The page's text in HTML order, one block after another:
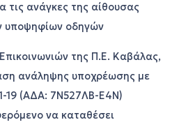
ανάγκες της αίθουσας
υποψηφίων οδηγών
της Π.Ε. Καβάλας,
ανάληψης υποχρέωσης με
19 (ΑΔΑ: 7Ν527ΛΒ-Ε4Ν)
να καταθέσει